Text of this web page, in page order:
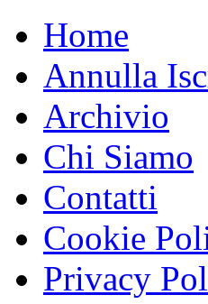
Home
Annulla
Archivio
Chi Siamo
Contatti
Cookie
Privacy